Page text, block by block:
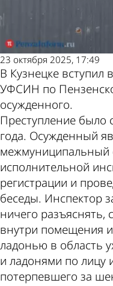
23 октября 2025, 17:49
В Кузнецке вступил
УФСИН по
осужденного.
Преступление было
года. Осужденный
межмуниципальный
исполнительной
регистрации и
беседы. Инспектор
ничего
внутри помещения
ладонью в область
и ладонями по лицу
потерпевшего за